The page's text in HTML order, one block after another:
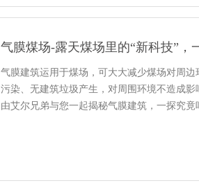
气膜煤场-露天煤场里的“新科技”，
气膜建筑运用于煤场，可大大减少煤场对周
污染、无建筑垃圾产生，对周围环境不造成
由艾尔兄弟与您一起揭秘气膜建筑，一探究竟